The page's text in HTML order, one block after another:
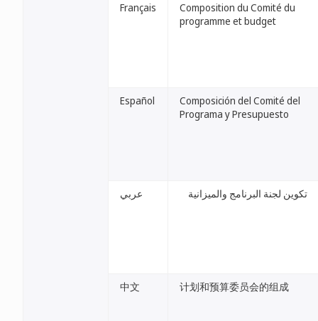
Français
Composition du Comité du
programme et budget
Español
Composición del Comité del
Programa y Presupuesto
عربي تكوين لجنة البرنامج والميزانية
中文 计划和预算委员会的组成